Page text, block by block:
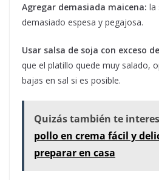
Agregar demasiada maicena: la
demasiado espesa y pegajosa.
Usar salsa de soja con exceso
que el platillo quede muy salado,
bajas en sal si es posible.
Quizás también te
pollo en crema fácil y
preparar en casa